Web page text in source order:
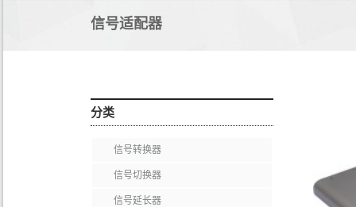
信号适配器
分类
信号转换器
信号切换器
信号延长器